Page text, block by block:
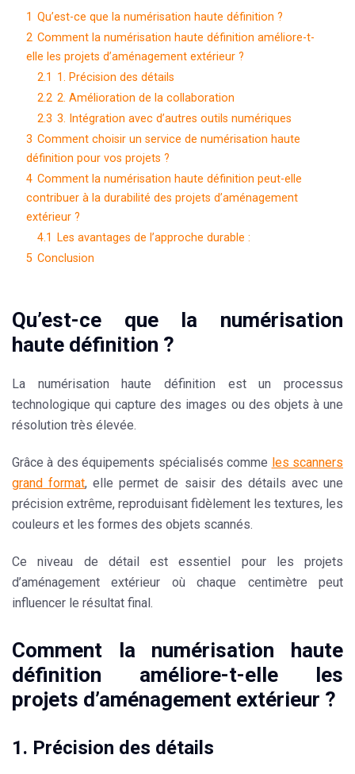
1 Qu’est-ce que la numérisation haute définition ?
2 Comment la numérisation haute définition améliore-t-
elle les projets d’aménagement extérieur ?
2.1 1. Précision des détails
2.2 2. Amélioration de la collaboration
2.3 3. Intégration avec d’autres outils numériques
3 Comment choisir un service de numérisation haute
définition pour vos projets ?
4 Comment la numérisation haute définition peut-elle
contribuer à la durabilité des projets d’aménagement
extérieur ?
4.1
Les avantages de l’approche durable :
5 Conclusion
Qu’est-ce que la numérisation
haute définition ?
La numérisation haute définition est un processus
technologique qui capture des images ou des objets à une
résolution très élevée.
Grâce à des équipements spécialisés comme les scanners
grand format, elle permet de saisir des détails avec une
précision extrême, reproduisant fidèlement les textures, les
couleurs et les formes des objets scannés.
Ce niveau de détail est essentiel pour les projets
d’aménagement extérieur où chaque centimètre peut
influencer le résultat final.
Comment la numérisation haute
définition améliore-t-elle les
projets d’aménagement extérieur ?
1. Précision des détails